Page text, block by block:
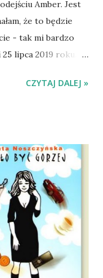
Amber. Jest
że to będzie
- tak mi bardzo
lipca 2019 roku.
a kilka
TUTAJ . Gdy już
a Amber - z
jesienny
stało psica miała
odwołaliśmy,
oswajać z nami i
psa. Udało
i wówczas
CZYTAJ DALEJ »